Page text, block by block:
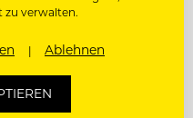
zu verwalten.
Ablehnen